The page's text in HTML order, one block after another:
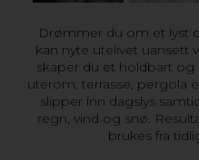
Drømmer du om et lyst
kan nyte utelivet uansett
skaper du et holdbart
uterom, terrasse, pergola
slipper inn dagslys
regn, vind og snø.
brukes fra